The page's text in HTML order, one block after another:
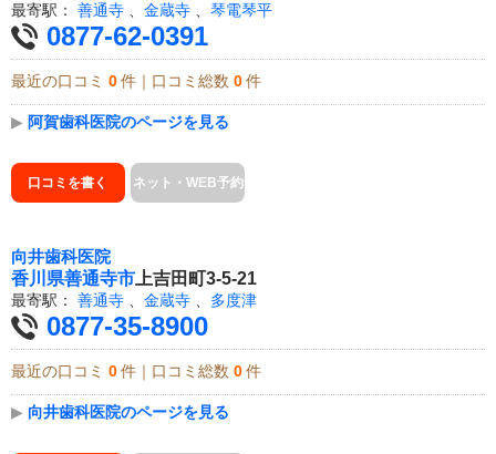
最寄駅： 善通寺 金蔵寺 琴電琴平
0877-62-0391
最近の口コミ 0 件｜口コミ総数 0 件
▶ 阿賀歯科医院のページを見る
口コミを書く ネット・WEB予約
向井歯科医院
香川県善通寺市 上吉田町3-5-21
最寄駅： 善通寺 金蔵寺 多度津
0877-35-8900
最近の口コミ 0 件｜口コミ総数 0 件
▶ 向井歯科医院のページを見る